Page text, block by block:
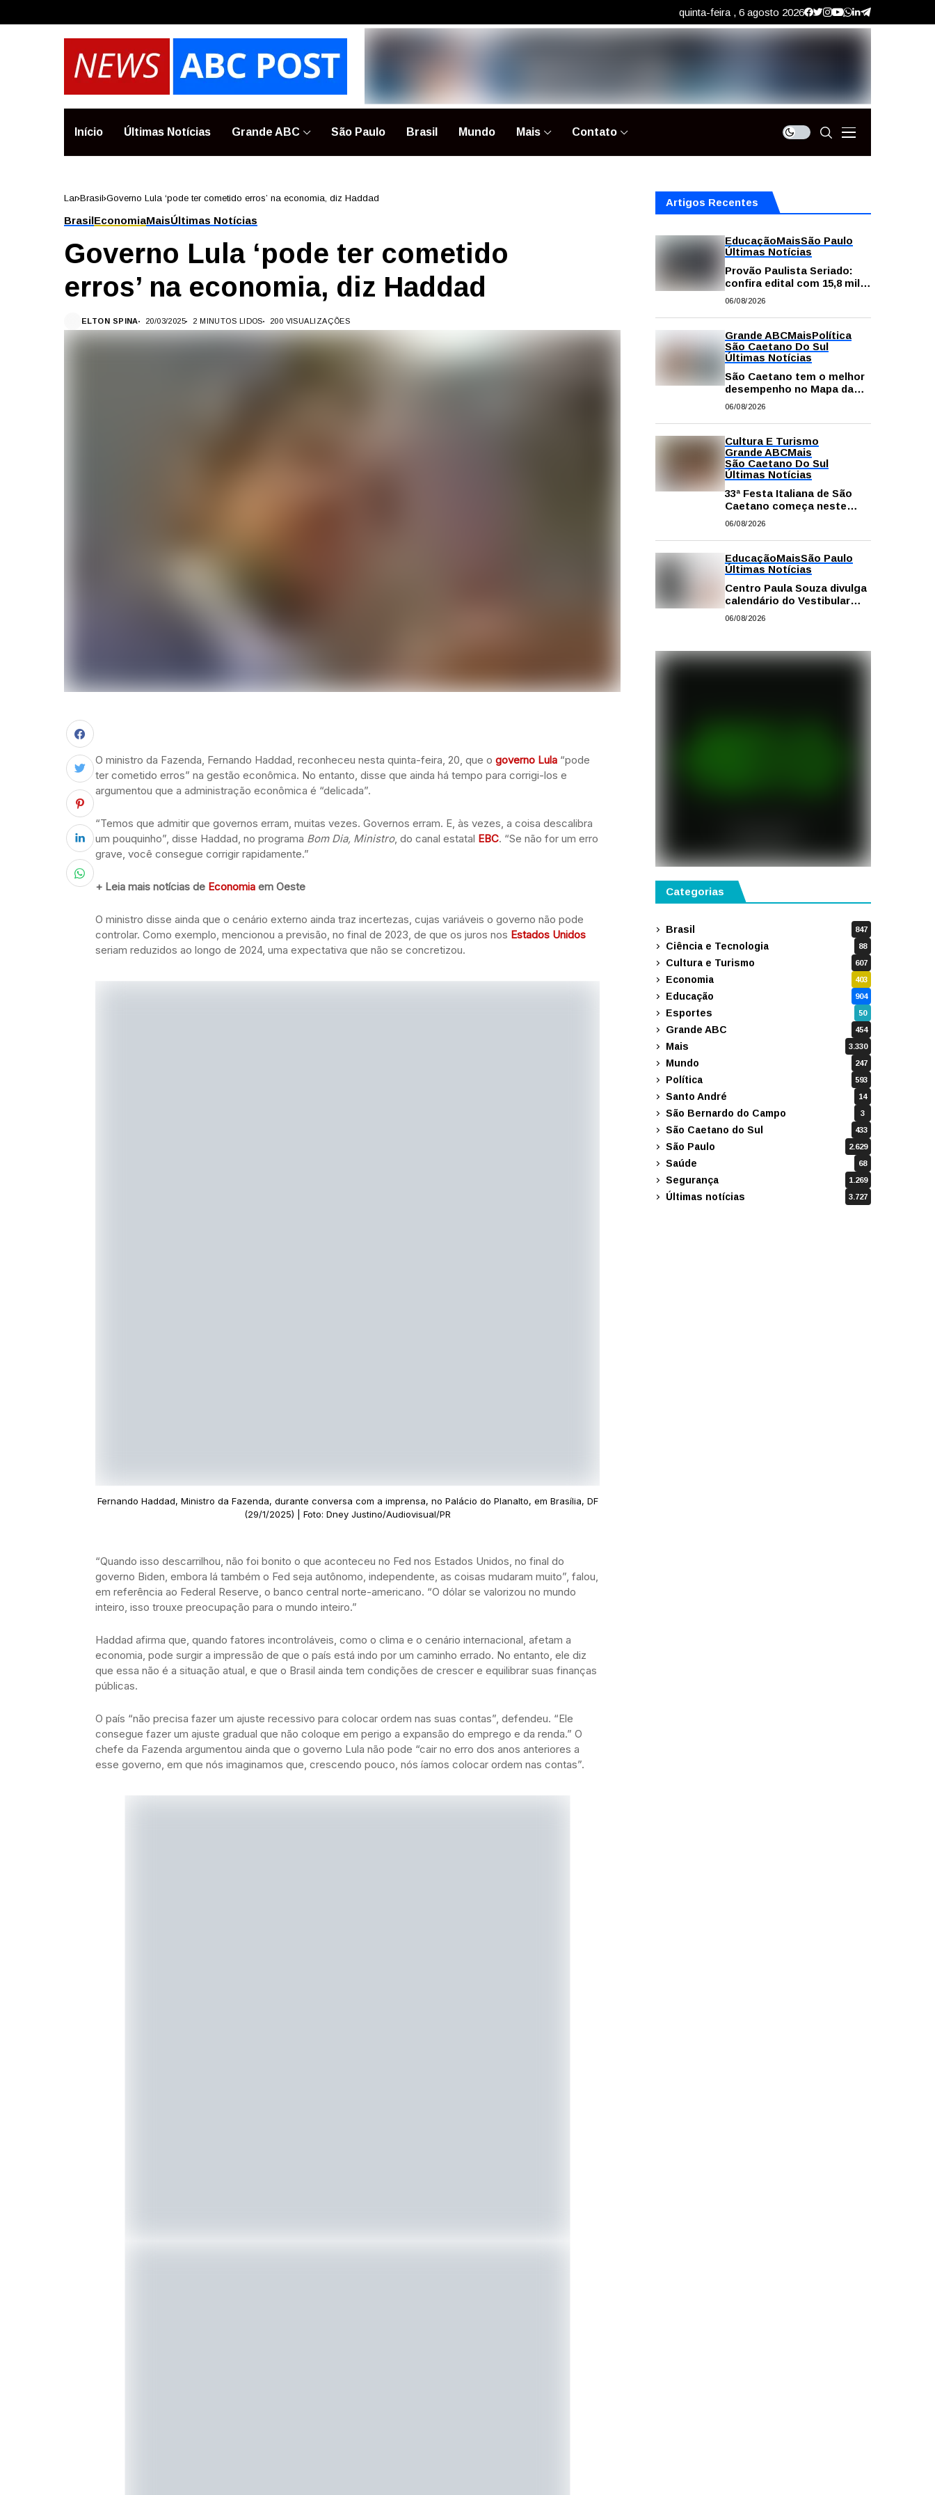
quinta-feira , 6 agosto 2026
Início Últimas Notícias Grande ABC São Paulo Brasil Mundo Mais Contato
Lar Brasil Governo Lula ‘pode ter cometido erros’ na economia, diz Haddad
BrasilEconomiaMaisÚltimas Notícias
Governo Lula ‘pode ter cometido
erros’ na economia, diz Haddad
ELTON SPINA 20/03/2025 2 MINUTOS LIDOS 200 VISUALIZAÇÕES
O ministro da Fazenda, Fernando Haddad, reconheceu nesta quinta-feira, 20, que o governo Lula “pode
ter cometido erros” na gestão econômica. No entanto, disse que ainda há tempo para corrigi-los e
argumentou que a administração econômica é “delicada”.
“Temos que admitir que governos erram, muitas vezes. Governos erram. E, às vezes, a coisa descalibra
um pouquinho”, disse Haddad, no programa Bom Dia, Ministro, do canal estatal EBC. “Se não for um erro
grave, você consegue corrigir rapidamente.”
+ Leia mais notícias de Economia em Oeste
O ministro disse ainda que o cenário externo ainda traz incertezas, cujas variáveis o governo não pode
controlar. Como exemplo, mencionou a previsão, no final de 2023, de que os juros nos Estados Unidos
seriam reduzidos ao longo de 2024, uma expectativa que não se concretizou.
Fernando Haddad, Ministro da Fazenda, durante conversa com a imprensa, no Palácio do Planalto, em Brasília, DF
(29/1/2025) | Foto: Dney Justino/Audiovisual/PR
“Quando isso descarrilhou, não foi bonito o que aconteceu no Fed nos Estados Unidos, no final do
governo Biden, embora lá também o Fed seja autônomo, independente, as coisas mudaram muito”, falou,
em referência ao Federal Reserve, o banco central norte-americano. “O dólar se valorizou no mundo
inteiro, isso trouxe preocupação para o mundo inteiro.”
Haddad afirma que, quando fatores incontroláveis, como o clima e o cenário internacional, afetam a
economia, pode surgir a impressão de que o país está indo por um caminho errado. No entanto, ele diz
que essa não é a situação atual, e que o Brasil ainda tem condições de crescer e equilibrar suas finanças
públicas.
O país “não precisa fazer um ajuste recessivo para colocar ordem nas suas contas”, defendeu. “Ele
consegue fazer um ajuste gradual que não coloque em perigo a expansão do emprego e da renda.” O
chefe da Fazenda argumentou ainda que o governo Lula não pode “cair no erro dos anos anteriores a
esse governo, em que nós imaginamos que, crescendo pouco, nós íamos colocar ordem nas contas”.
Artigos Recentes
EducaçãoMaisSão Paulo
Últimas Notícias
Provão Paulista Seriado:
confira edital com 15,8 mil
vagas para ensino superior
06/08/2026
Grande ABCMaisPolítica
São Caetano Do Sul
Últimas Notícias
São Caetano tem o melhor
desempenho no Mapa da
Desigualdade da Grande SP
06/08/2026
Cultura E Turismo
Grande ABCMais
São Caetano Do Sul
Últimas Notícias
33ª Festa Italiana de São
Caetano começa neste
sábado com mais barracas
e atrações
06/08/2026
EducaçãoMaisSão Paulo
Últimas Notícias
Centro Paula Souza divulga
calendário do Vestibular
das Fatecs para o primeiro
06/08/2026
Categorias
Brasil 847
Ciência e Tecnologia 88
Cultura e Turismo 607
Economia 403
Educação 904
Esportes 50
Grande ABC 454
Mais 3.330
Mundo 247
Política 593
Santo André 14
São Bernardo do Campo 3
São Caetano do Sul 433
São Paulo 2.629
Saúde 68
Segurança 1.269
Últimas notícias 3.727